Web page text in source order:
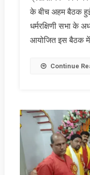
के बीच अहम बैठक
धर्मरक्षिणी सभा के
आयोजित इस बैठक
Continue